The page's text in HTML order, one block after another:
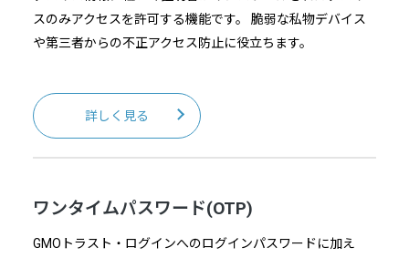
スのみアクセスを許可する機能です。 脆弱な私物デバイス
や第三者からの不正アクセス防止に役立ちます。
詳しく見る
ワンタイムパスワード(OTP)
GMOトラスト・ログインへのログインパスワードに加え